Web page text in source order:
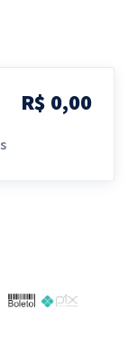
R$ 0,00